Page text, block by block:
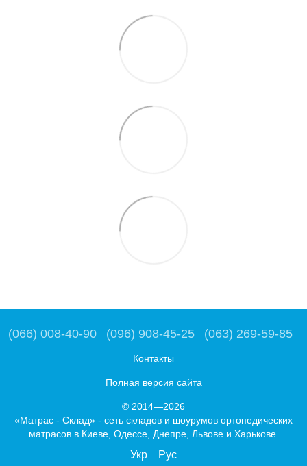
(066) 008-40-90 (096) 908-45-25 (063) 269-59-85
Контакты
Полная версия сайта
© 2014—2026
«Матрас - Склад» - сеть складов и шоурумов ортопедических
матрасов в Киеве, Одессе, Днепре, Львове и Харькове.
Укр Рус